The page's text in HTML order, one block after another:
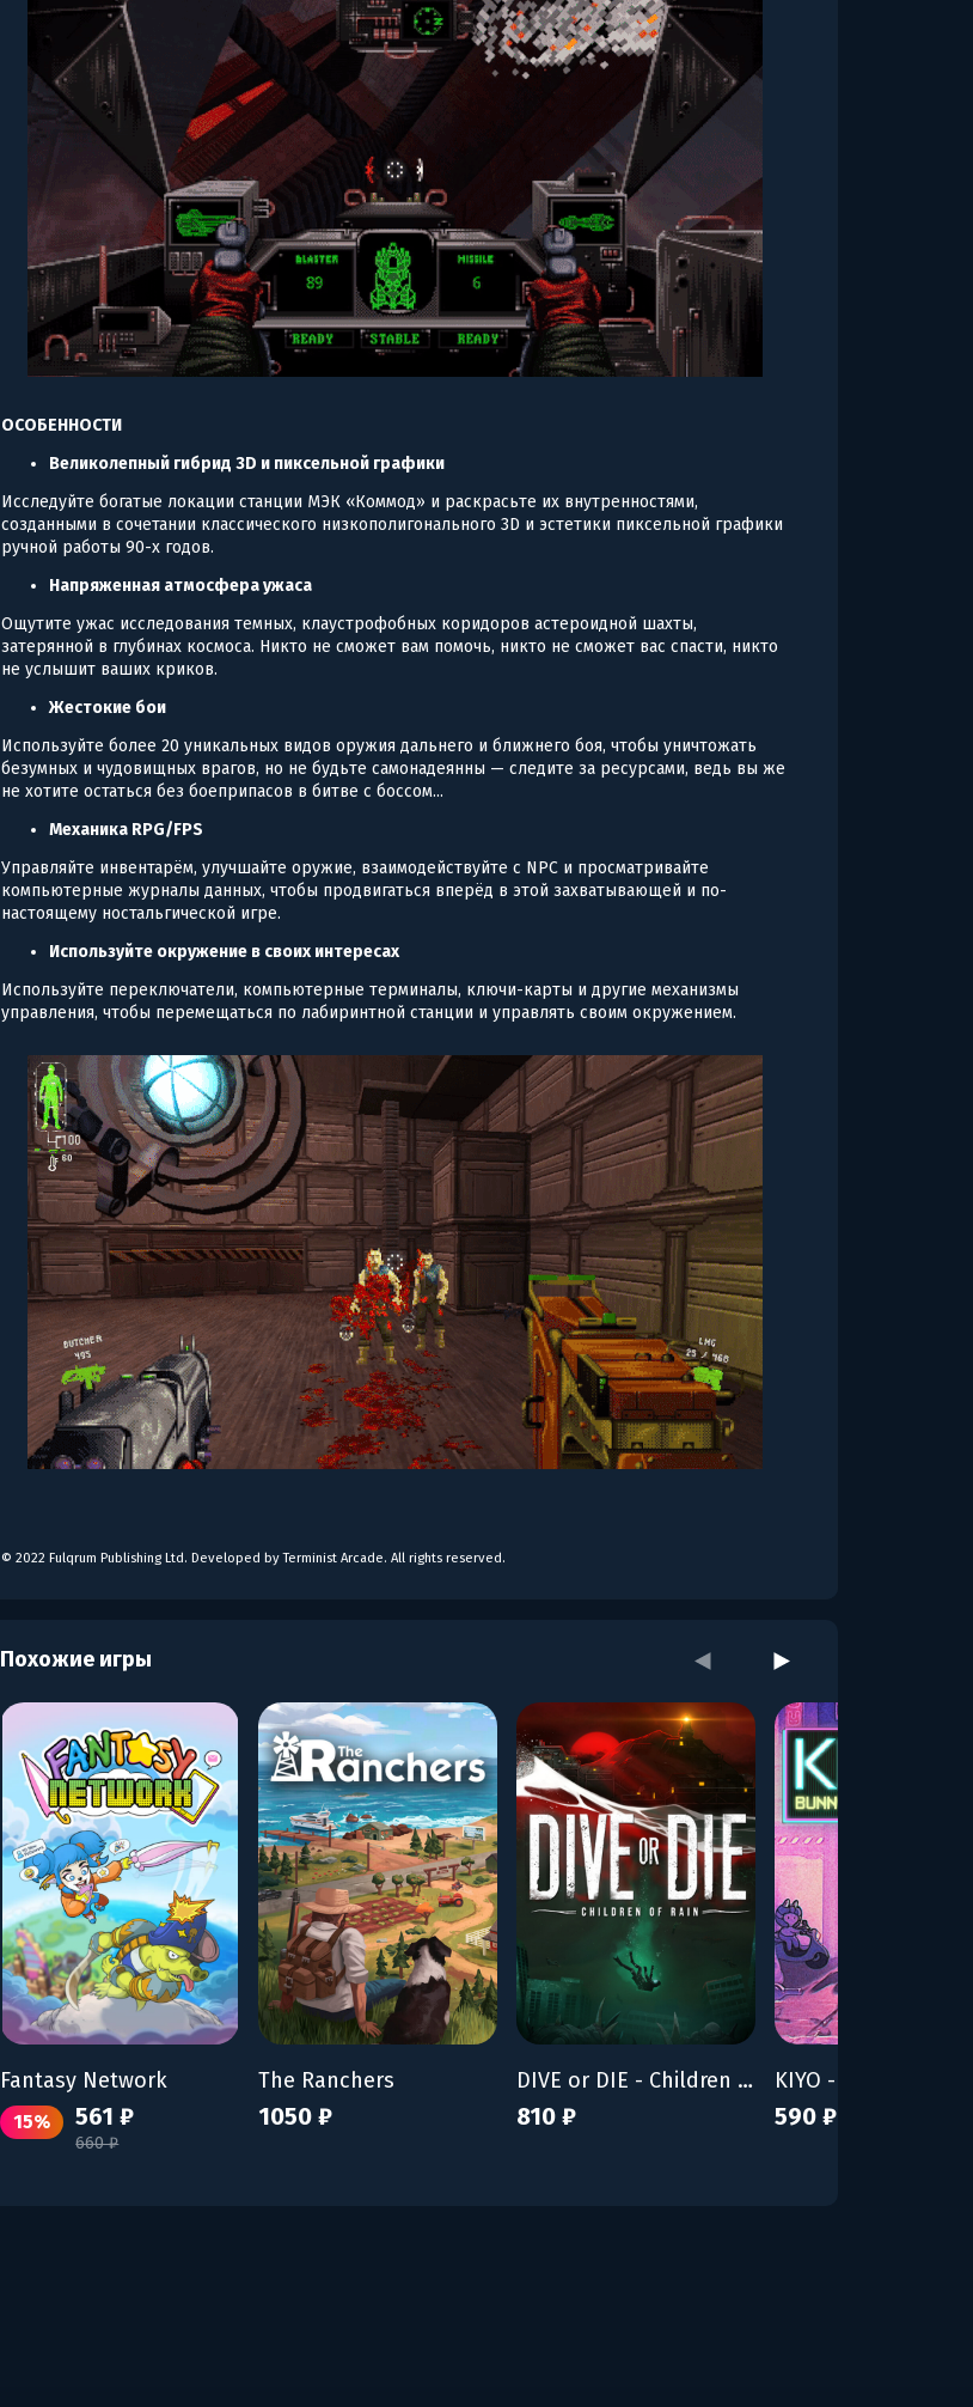
ОСОБЕННОСТИ
Великолепный гибрид 3D и пиксельной графики
Исследуйте богатые локации станции МЭК «Коммод» и раскрасьте их внутренностями,
созданными в сочетании классического низкополигонального 3D и эстетики пиксельной графики
ручной работы 90-х годов.
Напряженная атмосфера ужаса
Ощутите ужас исследования темных, клаустрофобных коридоров астероидной шахты,
затерянной в глубинах космоса. Никто не сможет вам помочь, никто не сможет вас спасти, никто
не услышит ваших криков.
Жестокие бои
Используйте более 20 уникальных видов оружия дальнего и ближнего боя, чтобы уничтожать
безумных и чудовищных врагов, но не будьте самонадеянны — следите за ресурсами, ведь вы же
не хотите остаться без боеприпасов в битве с боссом...
Механика RPG/FPS
Управляйте инвентарём, улучшайте оружие, взаимодействуйте с NPC и просматривайте
компьютерные журналы данных, чтобы продвигаться вперёд в этой захватывающей и по-
настоящему ностальгической игре.
Используйте окружение в своих интересах
Используйте переключатели, компьютерные терминалы, ключи-карты и другие механизмы
управления, чтобы перемещаться по лабиринтной станции и управлять своим окружением.
© 2022 Fulqrum Publishing Ltd. Developed by Terminist Arcade. All rights reserved.
Похожие игры
Fantasy Network
15% 561 ₽
660 ₽
The Ranchers
1050 ₽
DIVE or DIE - Children of Rain
810 ₽
KIYO - Bunny
590 ₽